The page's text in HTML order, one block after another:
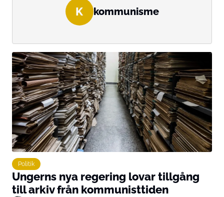
K kommunisme
Politik
Ungerns nya regering lovar tillgång
till arkiv från kommunisttiden